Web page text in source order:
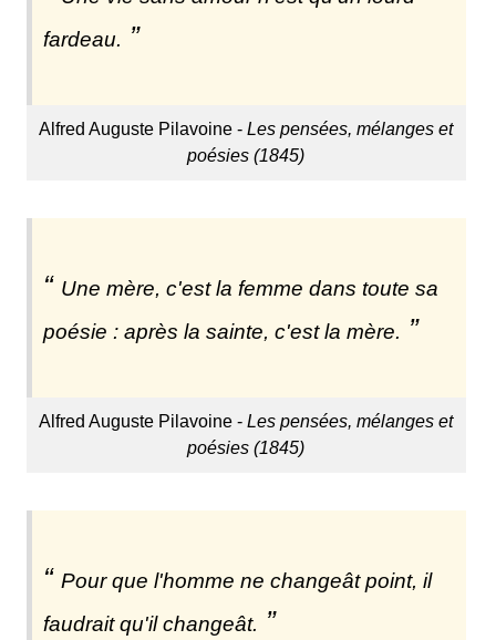
fardeau.
Alfred Auguste Pilavoine -Les pensées, mélanges et
poésies (1845)
Une mère, c'est la femme dans toute sa
poésie : après la sainte, c'est la mère.
Alfred Auguste Pilavoine -Les pensées, mélanges et
poésies (1845)
Pour que l'homme ne changeât point, il
faudrait qu'il changeât.